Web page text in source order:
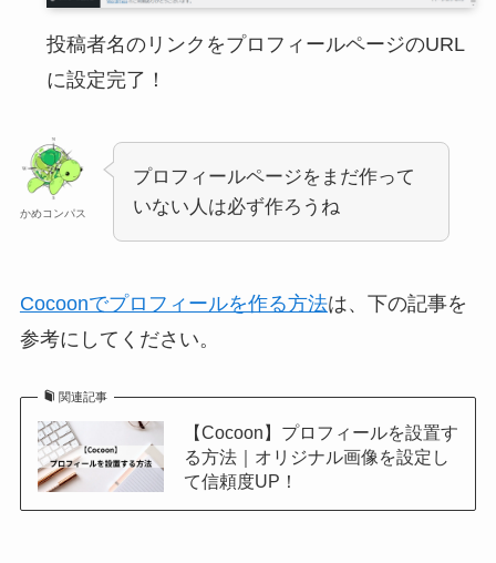
投稿者名のリンクをプロフィールページのURL
に設定完了！
かめコンパス
プロフィールページをまだ作って
いない人は必ず作ろうね
Cocoonでプロフィールを作る方法は、下の記事を
参考にしてください。
関連記事
【Cocoon】プロフィールを設置す
る方法｜オリジナル画像を設定し
て信頼度UP！